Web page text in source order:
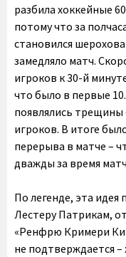
разбила хоккейные
потому что за
становился
замедляло матч.
игроков к 30-й
что было в первые
появлялись трещины
игроков. В итоге
перерыва в матче –
дважды за время
По легенде, эта
Лестеру Патрикам,
«Ренфрю Кримери
не подтверждается